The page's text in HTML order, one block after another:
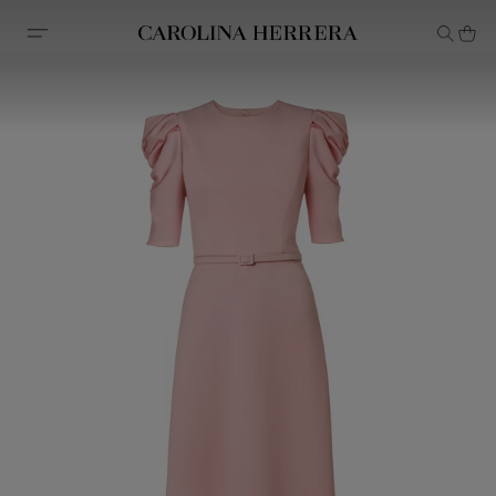
Erklärung zur Barrierefreiheit (Link)